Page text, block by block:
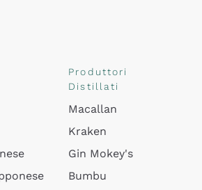
Produttori
Distillati
Macallan
Kraken
Gin Mokey's
Bumbu